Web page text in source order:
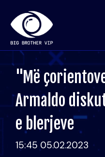
"Më
Armaldo
e blerjeve
15:45 05.02.2023